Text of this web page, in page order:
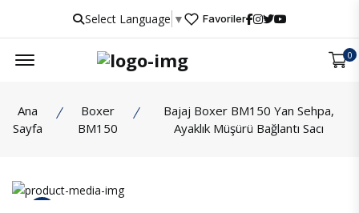
Select Language ▼ Favoriler
0
Ana
Sayfa
Boxer
BM150
Bajaj Boxer BM150 Yan Sehpa,
Ayaklık Müşürü Bağlantı Sacı